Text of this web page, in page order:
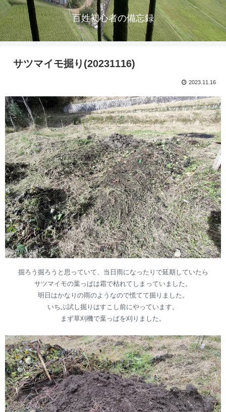
百姓初心者の備忘録
サツマイモ掘り(20231116)
2023.11.16
掘ろう掘ろうと思っていて、当日雨になったりで延期していたら
サツマイモの葉っぱは霜で枯れてしまっていました。
明日はかなりの雨のようなので慌てて掘りました。
いちぶ試し掘りはすこし前にやっています。
まず草刈機で葉っぱを刈りました。